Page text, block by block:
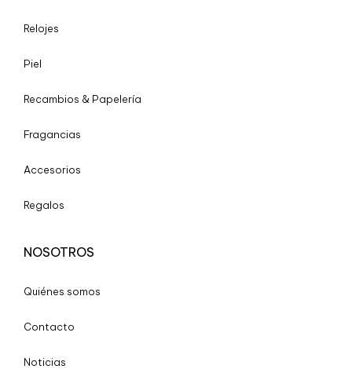
Relojes
Piel
Recambios & Papelería
Fragancias
Accesorios
Regalos
NOSOTROS
Quiénes somos
Contacto
Noticias